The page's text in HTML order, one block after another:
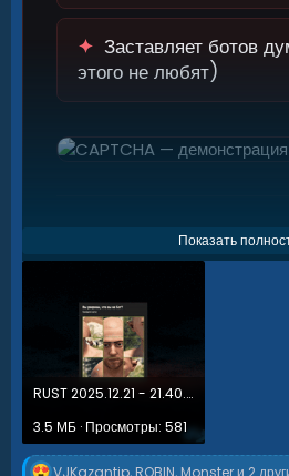
✦ Заставляет ботов
этого не любят)
Если вам понравился
Присоединяйся к
Новости, обновления и
Показать
RUST 2025.12.21 - 21.40.25.03.gif
3.5 МБ · Просмотры: 581
Р